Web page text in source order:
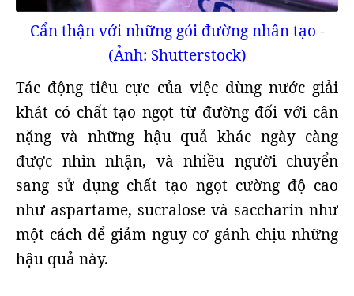
Cẩn thận với những gói đường nhân tạo -
(Ảnh: Shutterstock)
Tác động tiêu cực của việc dùng nước giải
khát có chất tạo ngọt từ đường đối với cân
nặng và những hậu quả khác ngày càng
được nhìn nhận, và nhiều người chuyển
sang sử dụng chất tạo ngọt cường độ cao
như aspartame, sucralose và saccharin như
một cách để giảm nguy cơ gánh chịu những
hậu quả này.